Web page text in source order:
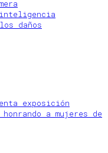
daños
exposición
a mujeres de